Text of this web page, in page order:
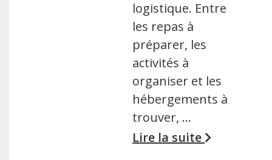
logistique. Entre
les repas à
préparer, les
activités à
organiser et les
hébergements à
trouver, …
Lire la suite